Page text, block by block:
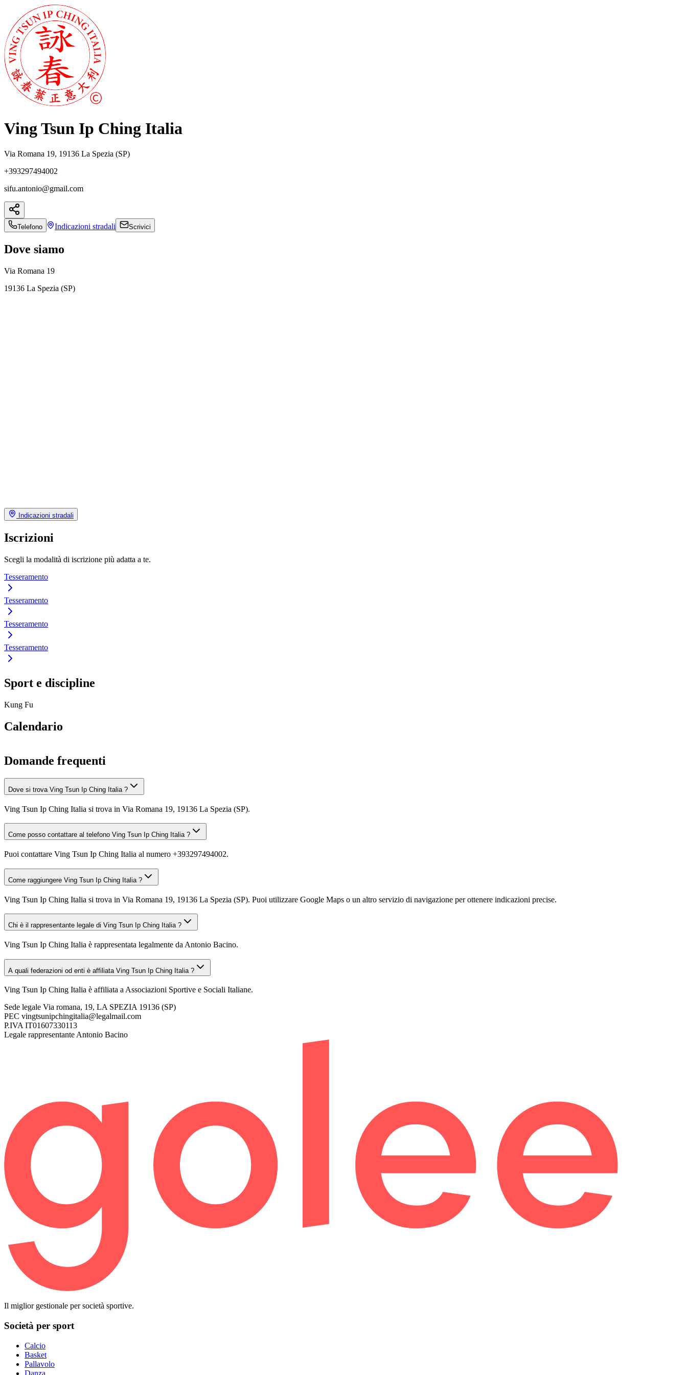
Ving Tsun Ip Ching Italia
Via Romana 19, 19136 La Spezia (SP)
+393297494002
sifu.antonio@gmail.com
Telefono Indicazioni stradali Scrivici
Dove siamo
Via Romana 19
19136 La Spezia (SP)
Indicazioni stradali
Iscrizioni
Scegli la modalità di iscrizione più adatta a te.
Tesseramento
Tesseramento
Tesseramento
Tesseramento
Sport e discipline
Kung Fu
Calendario
Domande frequenti
Dove si trova Ving Tsun Ip Ching Italia ?
Ving Tsun Ip Ching Italia si trova in Via Romana 19, 19136 La Spezia (SP).
Come posso contattare al telefono Ving Tsun Ip Ching Italia ?
Puoi contattare Ving Tsun Ip Ching Italia al numero +393297494002.
Come raggiungere Ving Tsun Ip Ching Italia ?
Ving Tsun Ip Ching Italia si trova in Via Romana 19, 19136 La Spezia (SP). Puoi utilizzare Google Maps o un altro servizio di navigazione per ottenere indicazioni precise.
Chi è il rappresentante legale di Ving Tsun Ip Ching Italia ?
Ving Tsun Ip Ching Italia è rappresentata legalmente da Antonio Bacino.
A quali federazioni od enti è affiliata Ving Tsun Ip Ching Italia ?
Ving Tsun Ip Ching Italia è affiliata a Associazioni Sportive e Sociali Italiane.
Sede legale Via romana, 19, LA SPEZIA 19136 (SP)
PEC vingtsunipchingitalia@legalmail.com
P.IVA IT01607330113
Legale rappresentanteAntonio Bacino
Il miglior gestionale per società sportive.
Società per sport
Calcio
Basket
Pallavolo
Danza